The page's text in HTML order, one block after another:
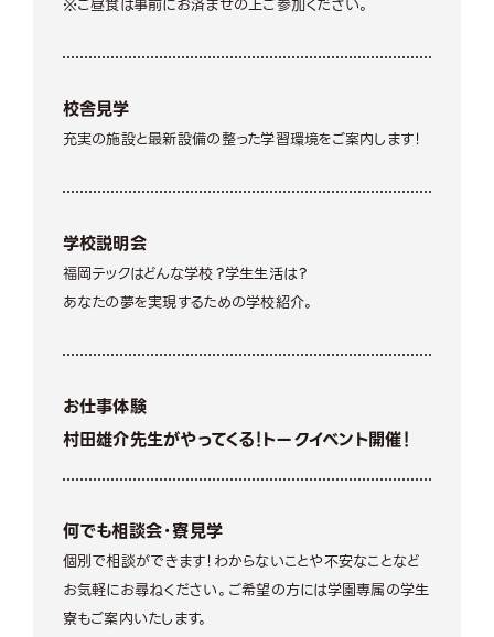
※ご昼食は事前にお済ませの上ご参加ください。
校舎見学
充実の施設と最新設備の整った学習環境をご案内します！
学校説明会
福岡テックはどんな学校？学生生活は？
あなたの夢を実現するための学校紹介。
お仕事体験
村田雄介先生がやってくる！トークイベント開催！
何でも相談会・寮見学
個別で相談ができます！わからないことや不安なことなど
お気軽にお尋ねください。ご希望の方には学園専属の学生
寮もご案内いたします。